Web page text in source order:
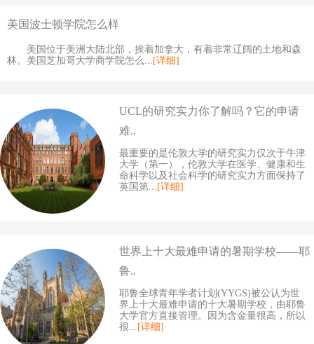
美国波士顿学院怎么样
美国位于美洲大陆北部，挨着加拿大，有着非常辽阔的土地和森
林。美国芝加哥大学商学院怎么... [详细]
UCL的研究实力你了解吗？它的申请
难..
最重要的是伦敦大学的研究实力仅次于牛津
大学（第一），伦敦大学在医学、健康和生
命科学以及社会科学的研究实力方面保持了
英国第... [详细]
世界上十大最难申请的暑期学校——耶
鲁..
耶鲁全球青年学者计划(YYGS)被公认为世
界上十大最难申请的十大暑期学校，由耶鲁
大学官方直接管理。因为含金量很高，所以
很... [详细]